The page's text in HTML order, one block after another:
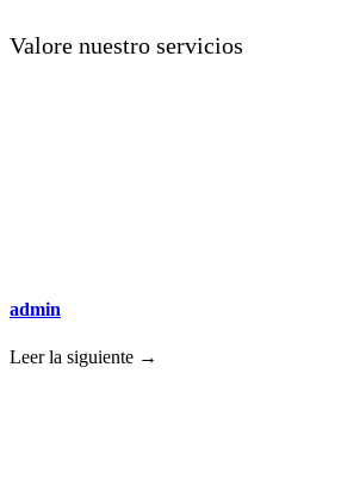
Valore nuestro servicios
admin
Leer la siguiente →